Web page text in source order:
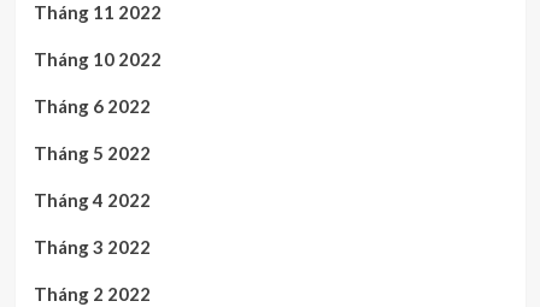
Tháng 11 2022
Tháng 10 2022
Tháng 6 2022
Tháng 5 2022
Tháng 4 2022
Tháng 3 2022
Tháng 2 2022